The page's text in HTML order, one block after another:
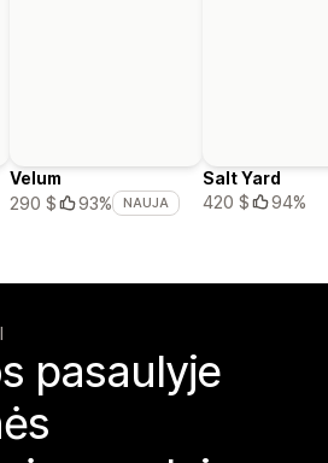
Velum
290 $
93% NAUJA
Salt Yard
420 $
94%
pasaulyje